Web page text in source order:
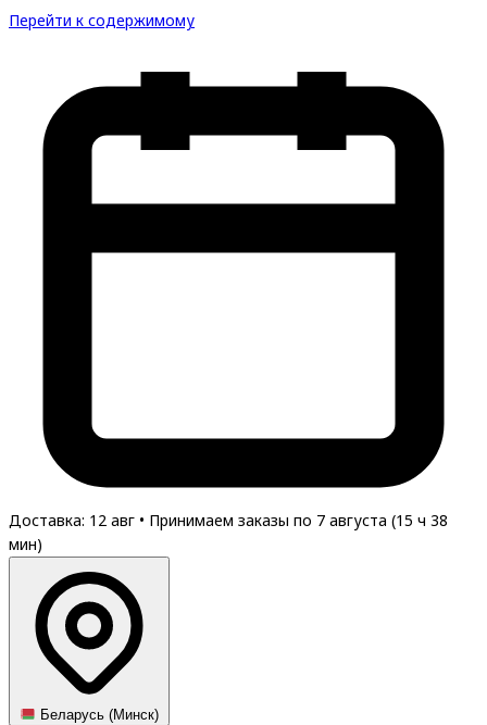
Перейти к содержимому
Доставка: 12 авг • Принимаем заказы по 7 августа (15 ч 38
мин)
Беларусь (Минск)